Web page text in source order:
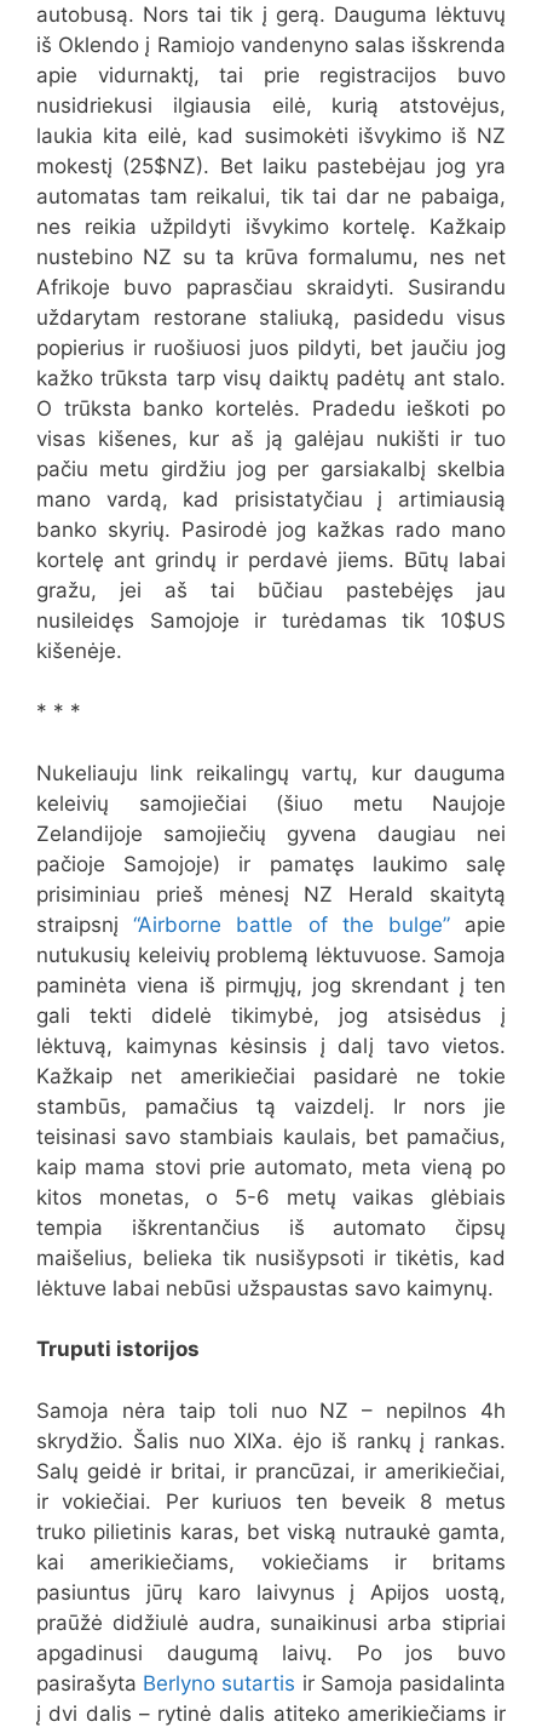
autobusą. Nors tai tik į gerą. Dauguma lėktuvų
iš Oklendo į Ramiojo vandenyno salas išskrenda
apie vidurnaktį, tai prie registracijos buvo
nusidriekusi ilgiausia eilė, kurią atstovėjus,
laukia kita eilė, kad susimokėti išvykimo iš NZ
mokestį (25$NZ). Bet laiku pastebėjau jog yra
automatas tam reikalui, tik tai dar ne pabaiga,
nes reikia užpildyti išvykimo kortelę. Kažkaip
nustebino NZ su ta krūva formalumu, nes net
Afrikoje buvo paprasčiau skraidyti. Susirandu
uždarytam restorane staliuką, pasidedu visus
popierius ir ruošiuosi juos pildyti, bet jaučiu jog
kažko trūksta tarp visų daiktų padėtų ant stalo.
O trūksta banko kortelės. Pradedu ieškoti po
visas kišenes, kur aš ją galėjau nukišti ir tuo
pačiu metu girdžiu jog per garsiakalbį skelbia
mano vardą, kad prisistatyčiau į artimiausią
banko skyrių. Pasirodė jog kažkas rado mano
kortelę ant grindų ir perdavė jiems. Būtų labai
gražu, jei aš tai būčiau pastebėjęs jau
nusileidęs Samojoje ir turėdamas tik 10$US
kišenėje.
* * *
Nukeliauju link reikalingų vartų, kur dauguma
keleivių samojiečiai (šiuo metu Naujoje
Zelandijoje samojiečių gyvena daugiau nei
pačioje Samojoje) ir pamatęs laukimo salę
prisiminiau prieš mėnesį NZ Herald skaitytą
straipsnį“Airborne battle of the bulge”apie
nutukusių keleivių problemą lėktuvuose. Samoja
paminėta viena iš pirmųjų, jog skrendant į ten
gali tekti didelė tikimybė, jog atsisėdus į
lėktuvą, kaimynas kėsinsis į dalį tavo vietos.
Kažkaip net amerikiečiai pasidarė ne tokie
stambūs, pamačius tą vaizdelį. Ir nors jie
teisinasi savo stambiais kaulais, bet pamačius,
kaip mama stovi prie automato, meta vieną po
kitos monetas, o 5-6 metų vaikas glėbiais
tempia iškrentančius iš automato čipsų
maišelius, belieka tik nusišypsoti ir tikėtis, kad
lėktuve labai nebūsi užspaustas savo kaimynų.
Truputi istorijos
Samoja nėra taip toli nuo NZ – nepilnos 4h
skrydžio. Šalis nuo XIXa. ėjo iš rankų į rankas.
Salų geidė ir britai, ir prancūzai, ir amerikiečiai,
ir vokiečiai. Per kuriuos ten beveik 8 metus
truko pilietinis karas, bet viską nutraukė gamta,
kai amerikiečiams, vokiečiams ir britams
pasiuntus jūrų karo laivynus į Apijos uostą,
praūžė didžiulė audra, sunaikinusi arba stipriai
apgadinusi daugumą laivų. Po jos buvo
pasirašyta Berlyno sutartis ir Samoja pasidalinta
į dvi dalis – rytinė dalis atiteko amerikiečiams ir